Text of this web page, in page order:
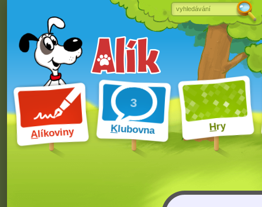
Alíkoviny Klubovna Hry